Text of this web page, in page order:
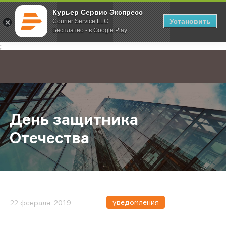
Курьер Сервис Экспресс
Courier Service LLC
Бесплатно - в Google Play
Установить
;
Главная О компании Новости День защитника Отечества
День защитника
Отечества
22 февраля, 2019 уведомления